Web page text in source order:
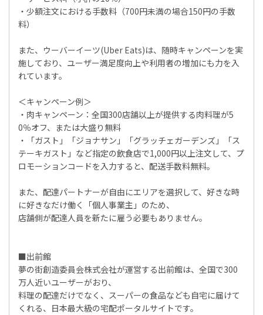
・少額注文における手数料（700円未満の場合150円の手数
料）
また、ウーバーイーツ(Uber Eats)は、随時キャンペーンを実
施しており、ユーザー満足度向上や利用者の増加にも力を入
れています。
＜キャンペーン例＞
・肉キャンペーン：全国300店舗以上が提供する肉料理が5
0％オフ、または大盛り無料
・「ガスト」「ジョナサン」「グラッチェガーデンズ」「ス
テーキガスト」など指定の飲食店で1,000円以上注文して、プ
ロモーションコードを入力すると、配送手数料無料。
また、配達パートナーが自由にエリアを選択して、好きな時
に好きなだけ働く「個人事業主」のため、
店舗側が配達人員を新たに雇う必要もありません。
■出前館
夢の街創造委員会株式会社が運営する出前館は、全国で300
万人近いユーザーがおり、
料理の配達だけでなく、スーパーの食品なども自宅に届けて
くれる、日本最大級の宅配ポータルサイトです。